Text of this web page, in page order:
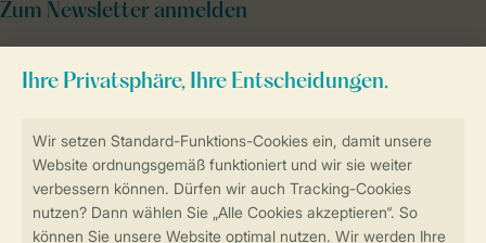
Sicher und schnell zur Online-Buchung
Zum Newsletter anmelden